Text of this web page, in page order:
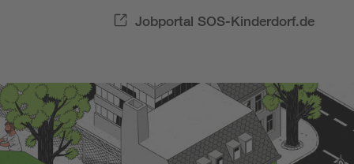
Jobportal SOS-Kinderdorf.de